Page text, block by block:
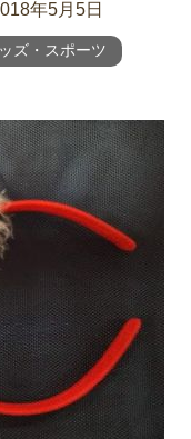
年5月5日
ズ・スポーツ